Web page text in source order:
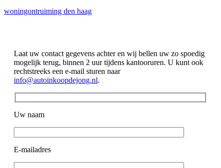
woningontruiming den haag
Laat uw contact gegevens achter en wij bellen uw zo spoedig
mogelijk terug, binnen 2 uur tijdens kantooruren. U kunt ook
rechtstreeks een e-mail sturen naar
info@autoinkoopdejong.nl.
Uw naam
E-mailadres